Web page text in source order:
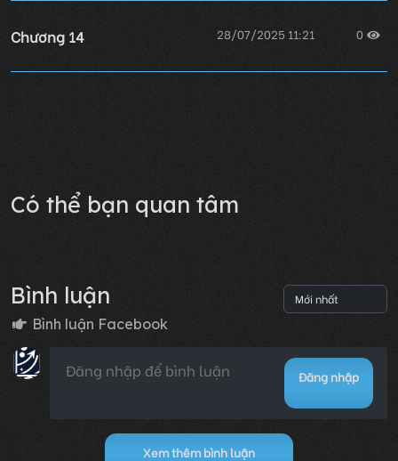
Chương 14 28/07/2025 11:21 0
Có thể bạn quan tâm
Bình luận
Bình luận Facebook
Đăng nhập
Xem thêm bình luận